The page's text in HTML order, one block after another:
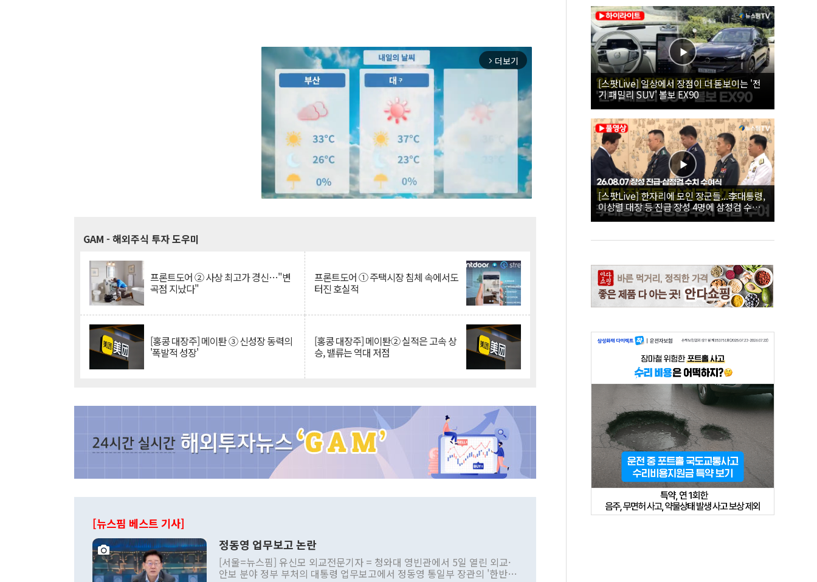
arrow_forward_ios 더보기
GAM - 해외주식 투자 도우미
프론트도어 ② 사상 최고가 경신…"변
곡점 지났다"
프론트도어 ① 주택시장 침체 속에서도
터진 호실적
[홍콩 대장주] 메이퇀 ③ 신성장 동력의
'폭발적 성장'
[홍콩 대장주] 메이퇀② 실적은 고속 상
승, 밸류는 역대 저점
[뉴스핌 베스트 기사]
정동영 업무보고 논란
[서울=뉴스핌] 유신모 외교전문기자 = 청와대 영빈관에서 5일 열린 외교·
안보 분야 정부 부처의 대통령 업무보고에서 정동영 통일부 장관의 '한반도
[스팟Live] 일상에서 장점이 더 돋보이는 '전
기 패밀리 SUV' 볼보 EX90
[스팟Live] 한자리에 모인 장군들...李대통령,
이상렬 대장 등 진급 장성 4명에 삼정검 수치
직접 수여｜26.08.07 장성 진급·삼정검 수치